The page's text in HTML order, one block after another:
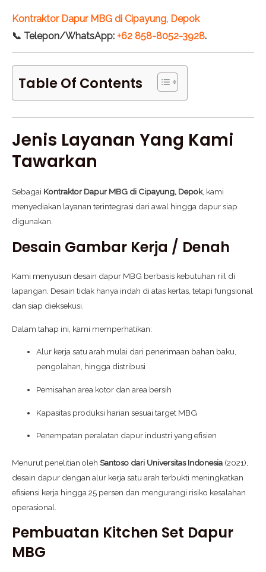
Kontraktor Dapur MBG di Cipayung, Depok
📞 Telepon/WhatsApp: +62 858-8052-3928.
Table Of Contents
Jenis Layanan Yang Kami
Tawarkan
Sebagai Kontraktor Dapur MBG di Cipayung, Depok, kami
menyediakan layanan terintegrasi dari awal hingga dapur siap
digunakan.
Desain Gambar Kerja / Denah
Kami menyusun desain dapur MBG berbasis kebutuhan riil di
lapangan. Desain tidak hanya indah di atas kertas, tetapi fungsional
dan siap dieksekusi.
Dalam tahap ini, kami memperhatikan:
Alur kerja satu arah mulai dari penerimaan bahan baku,
pengolahan, hingga distribusi
Pemisahan area kotor dan area bersih
Kapasitas produksi harian sesuai target MBG
Penempatan peralatan dapur industri yang efisien
Menurut penelitian oleh Santoso dari Universitas Indonesia (2021),
desain dapur dengan alur kerja satu arah terbukti meningkatkan
efisiensi kerja hingga 25 persen dan mengurangi risiko kesalahan
operasional.
Pembuatan Kitchen Set Dapur
MBG